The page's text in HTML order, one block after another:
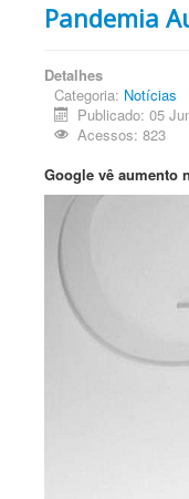
Pandemia
Detalhes
Categoria: Notícias
Publicado: 05
Acessos: 823
Google vê aumento